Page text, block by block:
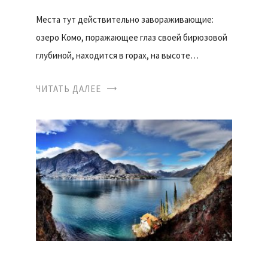
Места тут действительно завораживающие:
озеро Комо, поражающее глаз своей бирюзовой
глубиной, находится в горах, на высоте…
ЧИТАТЬ ДАЛЕЕ